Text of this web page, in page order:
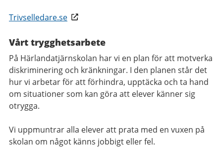
Trivselledare.se
Vårt trygghetsarbete
På Härlandatjärnskolan har vi en plan för att motverka
diskriminering och kränkningar. I den planen står det
hur vi arbetar för att förhindra, upptäcka och ta hand
om situationer som kan göra att elever känner sig
otrygga.
Vi uppmuntrar alla elever att prata med en vuxen på
skolan om något känns jobbigt eller fel.